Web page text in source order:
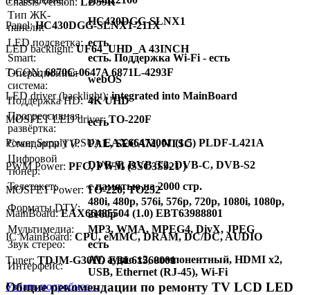
Тип ЖК-
панели:
HC430DGG-SLNX1
LED подсветка: есть
Smart:
есть. Поддержка Wi-Fi - есть
Операционная
система:
webOS
Поддержка HD: 4K UHD
Прогрессивная
развёртка:
есть
Стандарты TV:
PAL, SECAM, NTSC
Цифровой
тюнер:
DVB-T, DVB-T2, DVB-C, DVB-S2
Телетекст:
с памятью на 2000 стр.
Форматы DTV:
480i, 480p, 576i, 576p, 720p, 1080i, 1080p,
2160p
Мультимедиа:
MP3, WMA, MPEG4, DivX, JPEG
Звук стерео:
есть
Интерфейс:
AV, аудио x2, компонентный, HDMI x2,
USB, Ethernet (RJ-45), Wi-Fi
Узнать подробнее...
Panel:HC430DGG-SLNX1-211X
LED backlight:UF64_UHD_A 43INCH
T-CON:6870C-0647A 6871L-4293F
LED driver (backlight):integrated into MainBoard
MOSFET LED driver:TO-220F
Power Supply (PSU):EAX66472001 (1.5) PLDF-L421A
PWM Power: PFC, PWM (SSC3S921 )
MOSFET Power: TO-220, TO252
MainBoard:EAX66485504 (1.0) EBT63988801
IC MainBoard:CPU, eMMC, DRAM, DC/DC, AUDIO
Тuner: TDJM-G301D EBL61560001
Общие рекомендации по ремонту TV LCD LED